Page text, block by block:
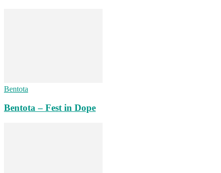
Bentota
Bentota – Fest in Dope